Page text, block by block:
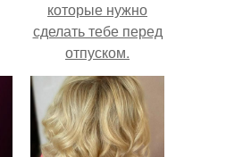
которые нужно
сделать тебе перед
отпуском.